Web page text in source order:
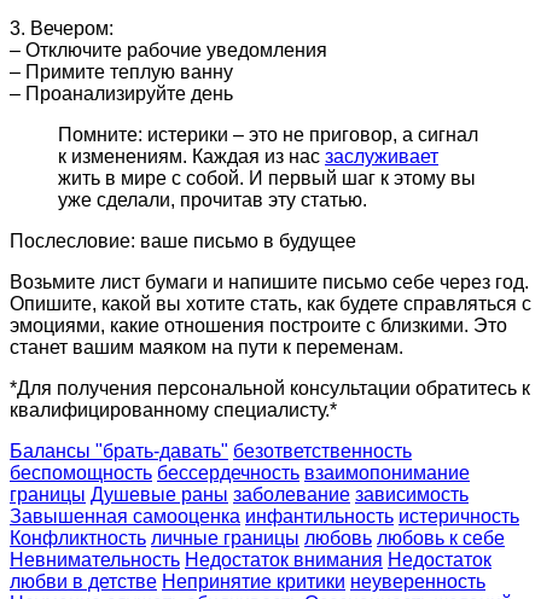
3. Вечером:
– Отключите рабочие уведомления
– Примите теплую ванну
– Проанализируйте день
Помните: истерики – это не приговор, а сигнал
к изменениям. Каждая из нас заслуживает
жить в мире с собой. И первый шаг к этому вы
уже сделали, прочитав эту статью.
Послесловие: ваше письмо в будущее
Возьмите лист бумаги и напишите письмо себе через год.
Опишите, какой вы хотите стать, как будете справляться с
эмоциями, какие отношения построите с близкими. Это
станет вашим маяком на пути к переменам.
*Для получения персональной консультации обратитесь к
квалифицированному специалисту.*
Балансы "брать-давать" безответственность
беспомощность бессердечность взаимопонимание
границы Душевые раны заболевание зависимость
Завышенная самооценка инфантильность истеричность
Конфликтность личные границы любовь любовь к себе
Невнимательность Недостаток внимания Недостаток
любви в детстве Непринятие критики неуверенность